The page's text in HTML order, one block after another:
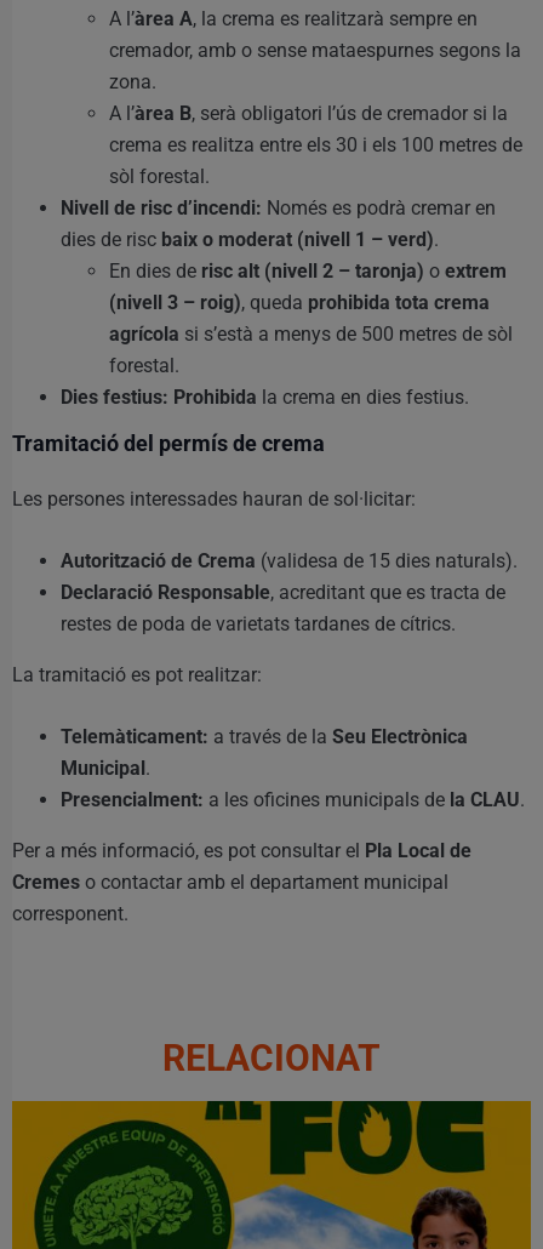
A l’àrea A, la crema es realitzarà sempre en
cremador, amb o sense mataespurnes segons la
zona.
A l’àrea B, serà obligatori l’ús de cremador si la
crema es realitza entre els 30 i els 100 metres de
sòl forestal.
Nivell de risc d’incendi: Només es podrà cremar en
dies de risc baix o moderat (nivell 1 – verd).
En dies de risc alt (nivell 2 – taronja) o extrem
(nivell 3 – roig), queda prohibida tota crema
agrícola si s’està a menys de 500 metres de sòl
forestal.
Dies festius: Prohibida la crema en dies festius.
Tramitació del permís de crema
Les persones interessades hauran de sol·licitar:
Autorització de Crema (validesa de 15 dies naturals).
Declaració Responsable, acreditant que es tracta de
restes de poda de varietats tardanes de cítrics.
La tramitació es pot realitzar:
Telemàticament: a través de la Seu Electrònica
Municipal.
Presencialment: a les oficines municipals de la CLAU.
Per a més informació, es pot consultar el Pla Local de
Cremes o contactar amb el departament municipal
corresponent.
RELACIONAT